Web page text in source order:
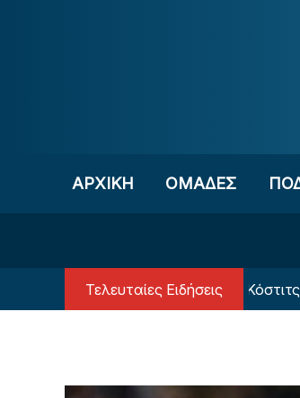
ΑΡΧΙΚΗ OΜΑΔΕΣ
Τελευταίες Ειδήσεις
στην Αϊντχόφεν ο Κόστιτς (ΦΩΤΟ)